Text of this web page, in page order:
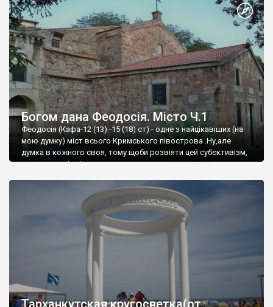
Богом дана Феодосія. Місто Ч.1
Феодосія (Кафа-12 (13) -15 (18) ст) - одне з найцікавіших (на
мою думку) міст всього Кримського півострова .Ну,але
думка в кожного своя, тому щоби розвіяти цей субєктивізм,
запрошую відвідати це
Тарханкутская кругосветка(от